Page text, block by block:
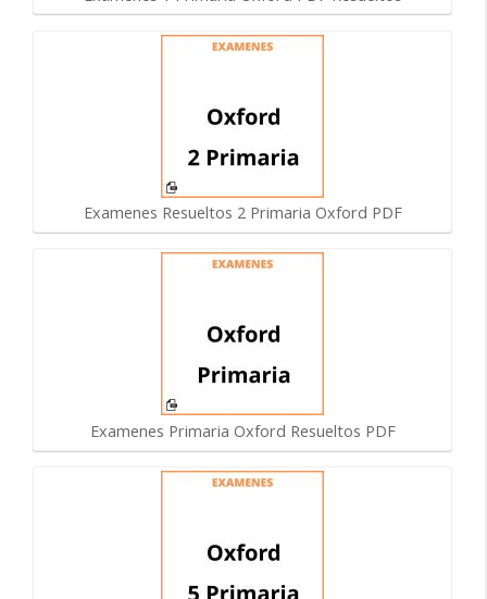
Examenes Resueltos 2 Primaria Oxford PDF
Examenes Primaria Oxford Resueltos PDF